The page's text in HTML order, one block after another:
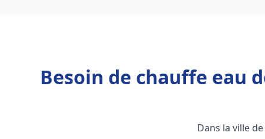
Besoin de chauffe eau
Dans la ville